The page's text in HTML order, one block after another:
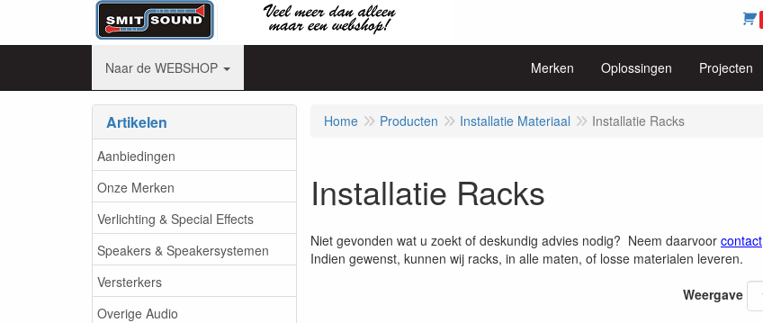
Naar de WEBSHOP Merken Oplossingen Projecten
Artikelen
Aanbiedingen
Onze Merken
Verlichting & Special Effects
Speakers & Speakersystemen
Versterkers
Overige Audio
Home Producten Installatie Materiaal Installatie Racks
Installatie Racks
Niet gevonden wat u zoekt of deskundig advies nodig? Neem daarvoor contact
Indien gewenst, kunnen wij racks, in alle maten, of losse materialen leveren.
Weergave